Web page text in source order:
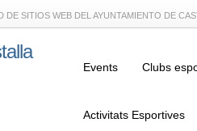
DE SITIOS WEB DEL AYUNTAMIENTO DE
Events Clubs
Activitats Esportives